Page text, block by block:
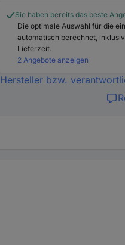
Sie haben bereits das beste
Die optimale Auswahl für die
automatisch berechnet,
Lieferzeit.
2 Angebote anzeigen
Hersteller bzw.